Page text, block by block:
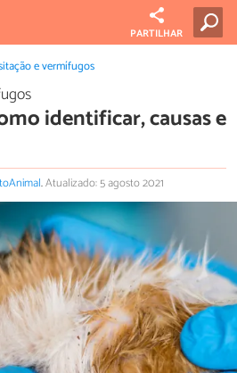
PARTILHAR
e vermífugos
identificar, causas e
.Atualizado: 5 agosto 2021